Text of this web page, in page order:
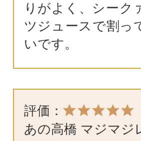
りがよく、シーク
ツジュースで割っ
いです。
評価：
あの高橋 マジマジ